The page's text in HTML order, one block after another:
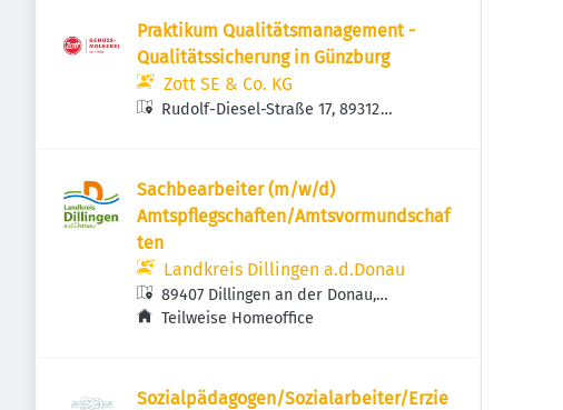
Praktikum Qualitätsmanagement -
Qualitätssicherung in Günzburg
Zott SE & Co. KG
Rudolf-Diesel-Straße 17, 89312
Sachbearbeiter (m/w/d)
Amtspflegschaften/Amtsvormundschaf
ten
Landkreis Dillingen a.d.Donau
89407 Dillingen an der Donau,
Deutschland
Teilweise Homeoffice
Sozialpädagogen/Sozialarbeiter/Erzie